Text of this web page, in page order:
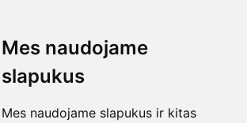
Mes naudojame
slapukus
Mes naudojame slapukus ir kitas
TAYLOR MADE ORDERS
DROPSHIPPING